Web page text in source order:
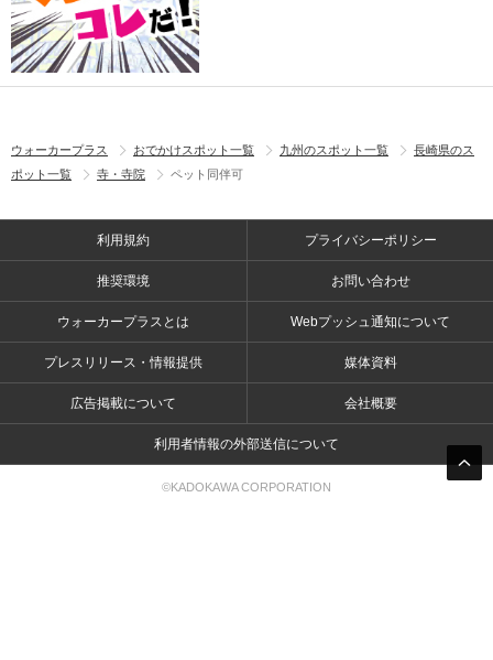
ウォーカープラス おでかけスポット一覧 九州のスポット一覧
長崎県のス
ポット一覧
寺・寺院 ペット同伴可
利用規約 プライバシーポリシー
推奨環境 お問い合わせ
ウォーカープラスとは Webプッシュ通知について
プレスリリース・情報提供 媒体資料
広告掲載について 会社概要
利用者情報の外部送信について
©KADOKAWA CORPORATION